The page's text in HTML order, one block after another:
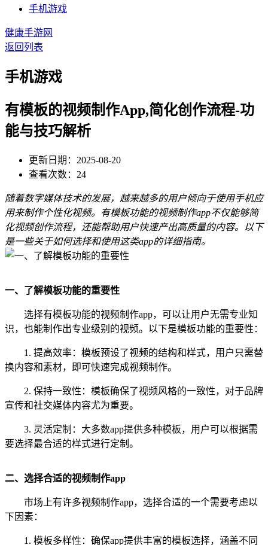
手机游戏
健康手游网
返回列表
手机游戏
有模板的视频制作App,简化创作流程-功
能与技巧解析
更新日期：2025-08-20
查看次数：24
随着数字媒体技术的发展，越来越多的用户倾向于使用手机应
用来制作个性化视频。有模板功能的视频制作app不仅能够简
化视频创作流程，还能帮助用户快速产出高质量的内容。以下
是一些关于如何选择和使用这类app的详细指南。
一、了解模板功能的重要性
选择有模板功能的视频制作app，可以让用户无需专业知
识，也能制作出专业级别的视频。以下是模板功能的重要性：
1. 提高效率：模板预设了视频的结构和样式，用户只需替
换内容和素材，即可快速完成视频制作。
2. 保持一致性：模板确保了视频风格的一致性，对于品牌
宣传和社交媒体内容尤为重要。
3. 灵活定制：大多数app提供多种模板，用户可以根据需
要选择最合适的样式进行定制。
二、选择合适的视频制作app
市场上有许多视频制作app，选择合适的一个需要考虑以
下因素：
1. 模板多样性：确保app提供丰富的模板选择，涵盖不同